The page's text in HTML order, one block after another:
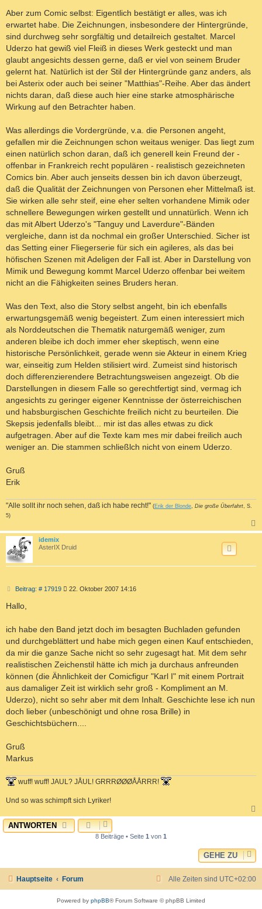
Aber zum Comic selbst: Eigentlich bestätigt er alles, was ich
erwartet habe. Die Zeichnungen, insbesondere der Hintergründe,
sind durchweg sehr sorgfältig und detailreich gestaltet. Marcel
Uderzo hat gewiß viel Fleiß in dieses Werk gesteckt und man
glaubt angesichts dessen gerne, daß er viel von seinem Bruder
gelernt hat. Natürlich ist der Stil der Hintergründe ganz anders, als
bei Asterix oder auch bei seiner "Matthias"-Reihe. Aber das ändert
nichts daran, daß diese auch hier eine starke atmosphärische
Wirkung auf den Betrachter haben.
Was allerdings die Vordergründe, v.a. die Personen angeht,
gefallen mir die Zeichnungen schon weitaus weniger. Das liegt zum
einen natürlich schon daran, daß ich generell kein Freund der -
offenbar in Frankreich recht populären - realistisch gezeichneten
Comics bin. Aber auch jenseits dessen bin ich davon überzeugt,
daß die Qualität der Zeichnungen von Personen eher Mittelmaß ist.
Sie wirken alle sehr steif, eine eher selten vorhandene Mimik oder
schnellere Bewegungen wirken gestellt und unnatürlich. Wenn ich
das mit Albert Uderzo's "Tanguy und Laverdure"-Bänden
vergleiche, dann ist da nochmal ein großer Unterschied. Sicher ist
das Setting einer Fliegerserie für sich ein agileres, als das bei
höfischen Szenen mit Adeligen der Fall ist. Aber in Darstellung von
Mimik und Bewegung kommt Marcel Uderzo offenbar bei weitem
nicht an die Fähigkeiten seines Bruders heran.
Was den Text, also die Story selbst angeht, bin ich ebenfalls
erwartungsgemäß wenig begeistert. Zum einen interessiert mich
als Norddeutschen die Thematik naturgemäß weniger, zum
anderen bleibe ich doch immer eher skeptisch, wenn eine
historische Persönlichkeit, gerade wenn sie Akteur in einem Krieg
war, einseitig zum Helden stilisiert wird. Zumeist sind historisch
doch differenzierendere Betrachtungsweisen angezeigt. Ob die
Darstellungen in diesem Falle so gerechtfertigt sind, vermag ich
angesichts zu geringer eigener Kenntnisse der österreichischen
und habsburgischen Geschichte freilich nicht zu beurteilen. Die
Skepsis jedenfalls bleibt... mir ist das alles etwas zu dick
aufgetragen. Aber auf die Texte kam mes mir dabei freilich auch
weniger an. Die stammen schließlch nicht von einem Uderzo.
Gruß
Erik
"Alle sollt ihr noch sehen, daß ich habe recht!" (Erik der Blonde, Die große Überfahrt, S.
5)
a
idemix
AsterIX Druid
Beitrag: # 17919B
a
g
22. Oktober 2007 14:16
Hallo,
ich habe den Band jetzt doch im besagten Buchladen gefunden
und durchgeblättert und habe mich gegen einen Kauf entschieden,
da mir die ganze Sache nicht so sehr zugesagt hat. Mit dem sehr
realistischen Zeichenstil hätte ich mich ja durchaus anfreunden
können (die Ähnlichkeit der Comicfigur "Karl I" mit einem Portrait
aus damaliger Zeit ist wirklich sehr groß - Kompliment an M.
Uderzo), nicht so sehr aber mit dem Inhalt. Geschichte lese ich nun
doch lieber (unbeschönigt und ohne rosa Brille) in
Geschichtsbüchern....
Gruß
Markus
wuff! wuff! JAUL? JÅUL! GRRRØØØÅÅRRR!
Und so was schimpft sich Lyriker!
a
n
ANTWORTEN
8 Beiträge • Seite 1 von 1
GEHE ZU
Hauptseite Forum Alle Zeiten sind UTC+02:00
Powered by phpBB® Forum Software © phpBB Limited